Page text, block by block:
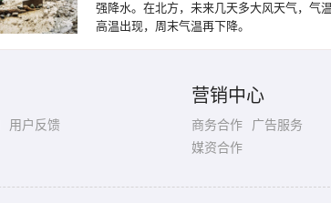
强降水。在北方，未来几天多大风天气，气
高温出现，周末气温再下降。
用户反馈
营销中心
商务合作
广告服务
媒资合作